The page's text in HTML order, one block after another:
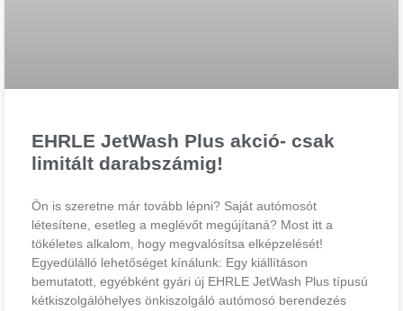
EHRLE JetWash Plus akció- csak
limitált darabszámig!
Ön is szeretne már tovább lépni? Saját autómosót
létesítene, esetleg a meglévőt megújítaná? Most itt a
tökéletes alkalom, hogy megvalósítsa elképzelését!
Egyedülálló lehetőséget kínálunk: Egy kiállításon
bemutatott, egyébként gyári új EHRLE JetWash Plus típusú
kétkiszolgálóhelyes önkiszolgáló autómosó berendezés